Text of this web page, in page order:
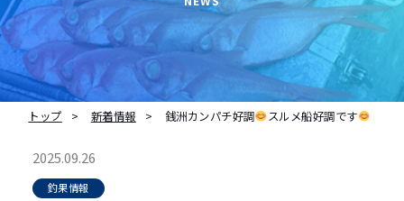
トップ 新着情報 銭洲カンパチ好調 スルメ船好調です
2025.09.26
釣果情報